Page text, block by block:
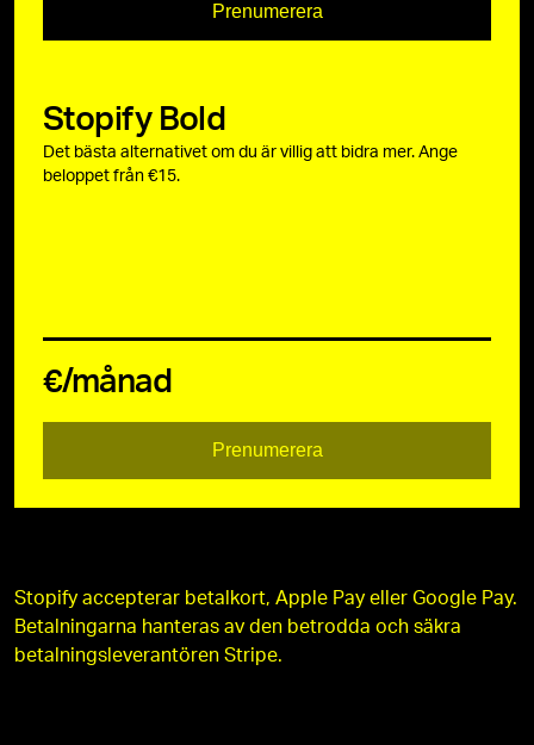
Prenumerera
Stopify Bold
Det bästa alternativet om du är villig att bidra mer. Ange
beloppet från €15.
€/månad
Prenumerera
Stopify accepterar betalkort, Apple Pay eller Google Pay.
Betalningarna hanteras av den betrodda och säkra
betalningsleverantören Stripe.